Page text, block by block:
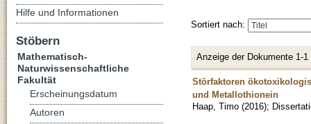
Sortiert nach:
Anzeige der Dokumente 1-1
Störfaktoren
und Metallothionein
Haap, Timo (2016);
Hilfe und Informationen
Stöbern
Mathematisch-
Naturwissenschaftliche
Fakultät
Erscheinungsdatum
Autoren